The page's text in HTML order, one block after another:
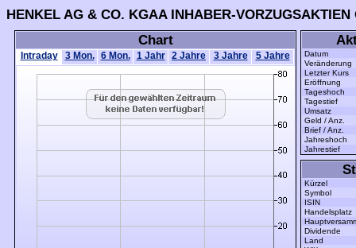
HENKEL AG & CO. KGAA INHABER-VORZUGSAKTIEN
Chart
Intraday 3 Mon. 6 Mon. 1 Jahr 2 Jahre 3 Jahre 5 Jahre
Datum
Veränderung
Letzter Kurs
Eröffnung
Tageshoch
Tagestief
Umsatz
Geld / Anz.
Brief / Anz.
Jahreshoch
Jahrestief
Kürzel
Symbol
ISIN
Handelsplatz
Dividende
Land